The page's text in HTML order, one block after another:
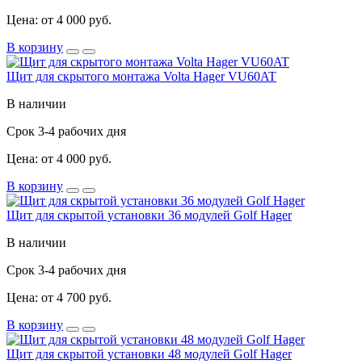
Цена: от 4 000 руб.
В корзину
Щит для скрытого монтажа Volta Hager VU60AT
В наличии
Срок 3-4 рабочих дня
Цена: от 4 000 руб.
В корзину
Щит для скрытой установки 36 модулей Golf Hager
В наличии
Срок 3-4 рабочих дня
Цена: от 4 700 руб.
В корзину
Щит для скрытой установки 48 модулей Golf Hager